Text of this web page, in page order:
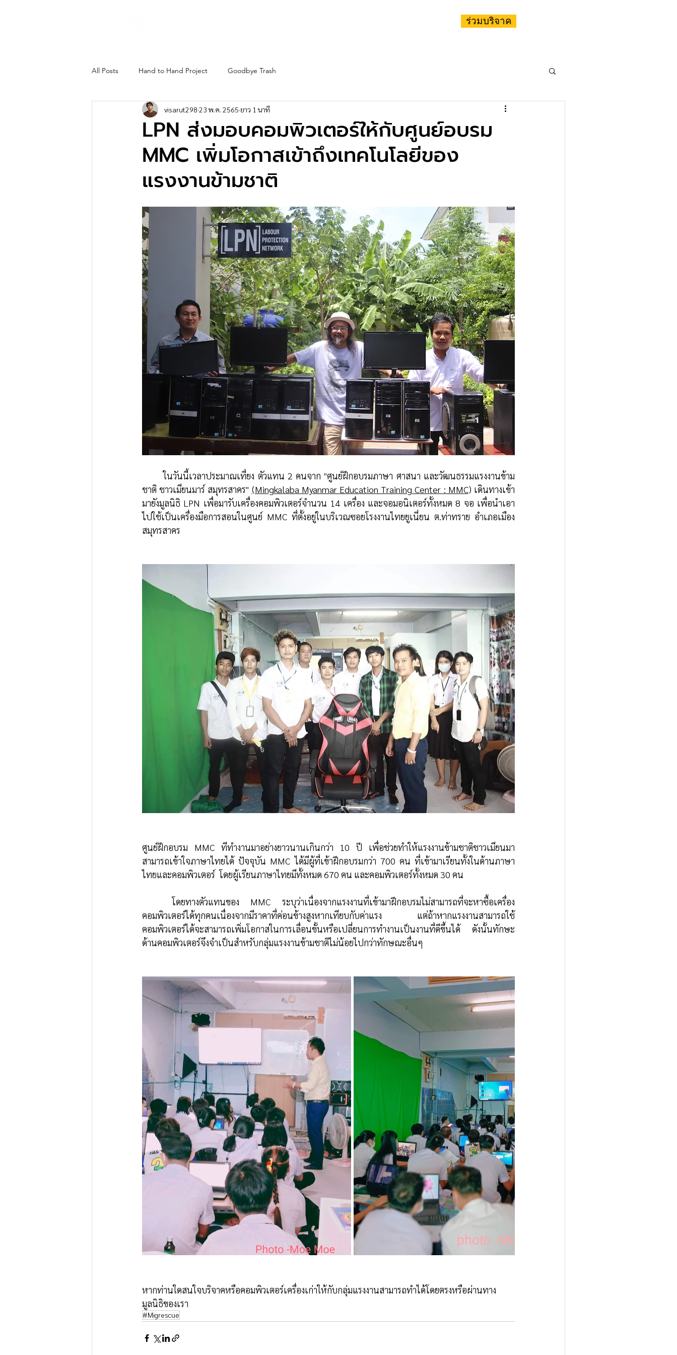
ร่วมบริจาค
All Posts Hand to Hand Project Goodbye Trash
LPN ส่งมอบคอมพิวเตอร์ให้กับศูนย์อบรม
MMC เพิ่มโอกาสเข้าถึงเทคโนโลยีของ
แรงงานข้ามชาติ
visarut298 23 พ.ค. 2565 ยาว 1 นาที
	ในวันนี้เวลาประมาณเที่ยง ตัวแทน 2 คนจาก "ศูนย์ฝึกอบรมภาษา ศาสนา และวัฒนธรรมแรงงานข้าม
ชาติ ชาวเมียนมาร์ สมุทรสาคร" (Mingkalaba Myanmar Education Training Center : MMC) เดินทางเข้า
มายังมูลนิธิ LPN เพื่อมารับเครื่องคอมพิวเตอร์จำนวน 14 เครื่อง และจอมอนิเตอร์ทั้งหมด 8 จอ เพื่อนำเอา
ไปใช้เป็นเครื่องมือการสอนในศูนย์ MMC ที่ตั้งอยู่ในบริเวณซอยโรงงานไทยยูเนี่ยน ต.ท่าทราย อำเภอเมือง
สมุทรสาคร
ศูนย์ฝึกอบรม MMC ทีทำงานมาอย่างยาวนานเกินกว่า 10 ปี เพื่อช่วยทำให้แรงงานข้ามชาติชาวเมียนมา
สามารถเข้าใจภาษาไทยได้ ปัจจุบัน MMC ได้มีผู้ที่เข้าฝึกอบรมกว่า 700 คน ที่เข้ามาเรียนทั้งในด้านภาษา
ไทยและคอมพิวเตอร์  โดยผู้เรียนภาษาไทยมีทั้งหมด 670 คน และคอมพิวเตอร์ทั้งหมด 30 คน
โดยทางตัวแทนของ MMC ระบุว่าเนื่องจากแรงงานที่เข้ามาฝึกอบรมไม่สามารถที่จะหาซื้อเครื่อง
คอมพิวเตอร์ได้ทุกคนเนื่องจากมีราคาที่ค่อนข้างสูงหากเทียบกับค่าแรง แต่ถ้าหากแรงงานสามารถใช้
คอมพิวเตอร์ได้จะสามารถเพิ่มโอกาสในการเลื่อนขั้นหรือเปลี่ยนการทำงานเป็นงานที่ดีขึ้นได้ ดังนั้นทักษะ
ด้านคอมพิวเตอร์จึงจำเป็นสำหรับกลุ่มแรงงานข้ามชาติไม่น้อยไปกว่าทักษณะอื่นๆ
หากท่านใดสนใจบริจาคหรือคอมพิวเตอร์เครื่องเก่าให้กับกลุ่มแรงงานสามารถทำได้โดยตรงหรือผ่านทาง
มูลนิธิของเรา
#Migrescue